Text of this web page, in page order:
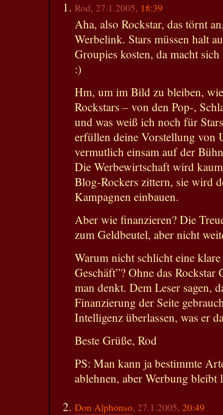
Rod, 27.1.2005, 18:39
Aha, also Rockstar, das törnt
Werbelink. Stars müssen halt
Groupies kosten, da macht
:)
Hm, um im Bild zu bleiben,
Rockstars – von den Pop-,
und was weiß ich noch für
erfüllen deine Vorstellung von
vermutlich einsam auf der
Die Werbewirtschaft wird
Blog-Rockers zittern, sie wird
Kampagnen einbauen.
Aber wie finanzieren? Die
zum Geldbeutel, aber nicht
Warum nicht schlicht eine
Geschäft”? Ohne das Rockstar
man denkt. Dem Leser sagen,
Finanzierung der Seite
Intelligenz überlassen, was er
Beste Grüße, Rod
PS: Man kann ja bestimmte
ablehnen, aber Werbung bleibt
Don Alphonso, 27.1.2005, 20:49